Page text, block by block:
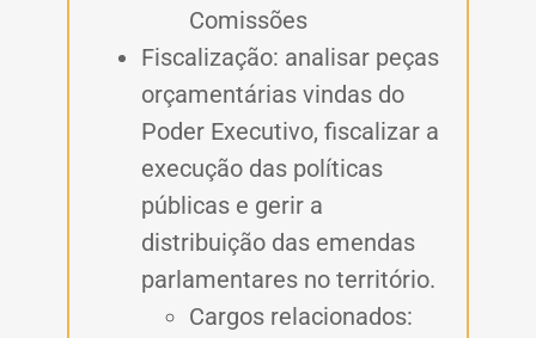
Comissões
Fiscalização: analisar peças
orçamentárias vindas do
Poder Executivo, fiscalizar a
execução das políticas
públicas e gerir a
distribuição das emendas
parlamentares no território.
Cargos relacionados: